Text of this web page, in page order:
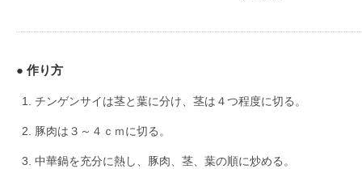
● 作り方
チンゲンサイは茎と葉に分け、茎は４つ程度に切る。
豚肉は３～４ｃｍに切る。
中華鍋を充分に熱し、豚肉、茎、葉の順に炒める。